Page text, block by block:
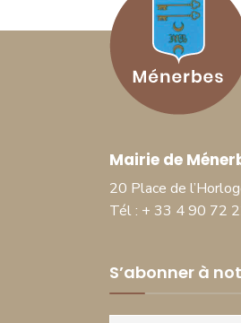
Mairie de
20 Place de
Tél : + 33 4 90 72
S’abonner à